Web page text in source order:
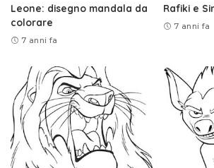
Leone: disegno mandala da
colorare
7 anni fa
Rafiki e
7 anni fa